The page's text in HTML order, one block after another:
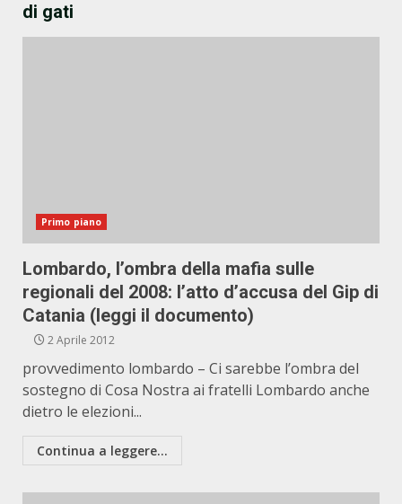
di gati
Primo piano
Lombardo, l’ombra della mafia sulle
regionali del 2008: l’atto d’accusa del Gip di
Catania (leggi il documento)
2 Aprile 2012
provvedimento lombardo – Ci sarebbe l’ombra del
sostegno di Cosa Nostra ai fratelli Lombardo anche
dietro le elezioni...
Continua a leggere...